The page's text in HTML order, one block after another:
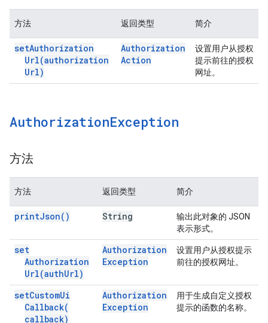
方法 返回类型 简介
setAuthorization
Url(authorization
Url)
Authorization
Action
设置用户从授权
提示前往的授权
网址。
AuthorizationException
方法
方法 返回类型 简介
printJson( ) String
输出此对象的 JSON
表示形式。
set
Authorization
Url(authUrl)
Authorization
Exception
设置用户从授权提示
前往的授权网址。
setCustomUi
Callback(
callback)
Authorization
Exception
用于生成自定义授权
提示的函数的名称。